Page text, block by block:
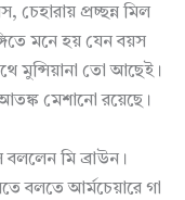
প্রচ্ছন্ন মিল
মনে হয় যেন বয়স
মুন্সিয়ানা তো আছেই।
মেশানো রয়েছে।
বললেন মি ব্রাউন।
বলতে আর্মচেয়ারে গা